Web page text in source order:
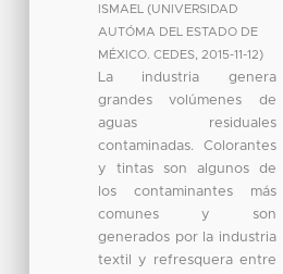
ISMAEL
(UNIVERSIDAD
AUTÓMA DEL ESTADO DE
MÉXICO. CEDES, 2015-11-12)
La industria genera
grandes volúmenes de
aguas residuales
contaminadas. Colorantes
y tintas son algunos de
los contaminantes más
comunes y son
generados por la industria
textil y refresquera entre